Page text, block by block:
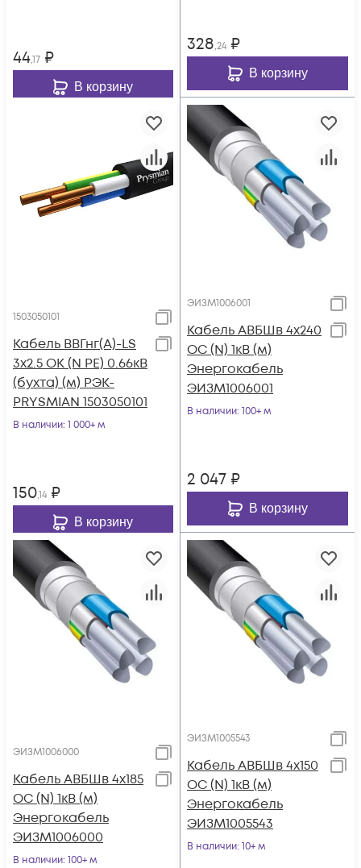
44,17 ₽
В корзину
328,24 ₽
В корзину
1503050101
Кабель ВВГнг(А)-LS
3х2.5 ОК (N PE) 0.66кВ
(бухта) (м) РЭК-
PRYSMIAN 1503050101
В наличии: 1 000+ м
150,14 ₽
В корзину
ЭИЗМ1006001
Кабель АВБШв 4х240
ОС (N) 1кВ (м)
Энергокабель
ЭИЗМ1006001
В наличии: 100+ м
2 047 ₽
В корзину
ЭИЗМ1006000
Кабель АВБШв 4х185
ОС (N) 1кВ (м)
Энергокабель
ЭИЗМ1006000
В наличии: 100+ м
ЭИЗМ1005543
Кабель АВБШв 4х150
ОС (N) 1кВ (м)
Энергокабель
ЭИЗМ1005543
В наличии: 10+ м